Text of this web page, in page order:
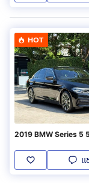
HOT
2019 BMW Series 5
แ